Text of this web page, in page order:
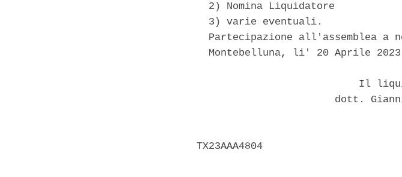
  2) Nomina Liquidatore
  3) varie eventuali.
Partecipazione all'assemblea a
  Montebelluna, li' 20 Aprile 2023
Il
dott.